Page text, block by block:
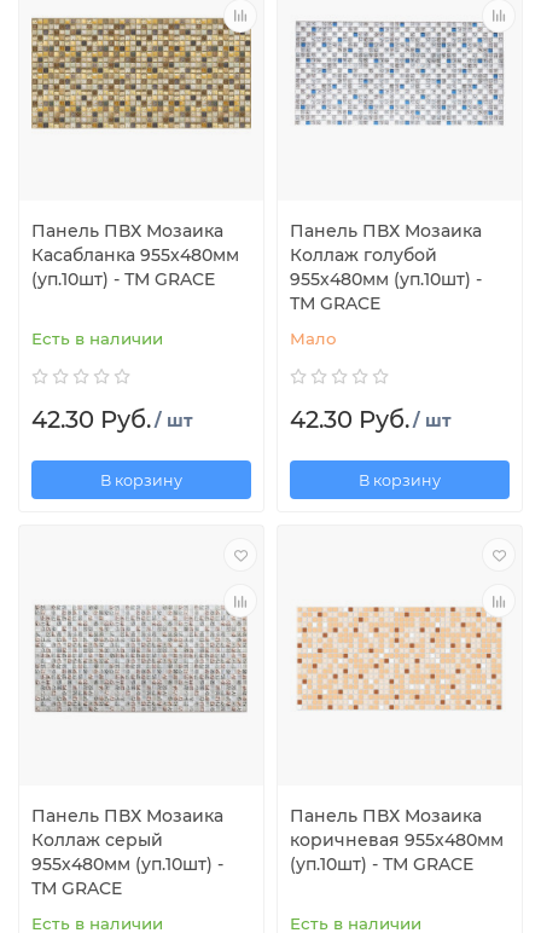
Панель ПВХ Мозаика
Касабланка 955х480мм
(уп.10шт) - ТМ GRACE
Есть в наличии
42.30 Руб./ шт
В корзину
Панель ПВХ Мозаика
Коллаж голубой
955х480мм (уп.10шт) -
ТМ GRACE
Мало
42.30 Руб./ шт
В корзину
Панель ПВХ Мозаика
Коллаж серый
955х480мм (уп.10шт) -
ТМ GRACE
Есть в наличии
Панель ПВХ Мозаика
коричневая 955х480мм
(уп.10шт) - ТМ GRACE
Есть в наличии